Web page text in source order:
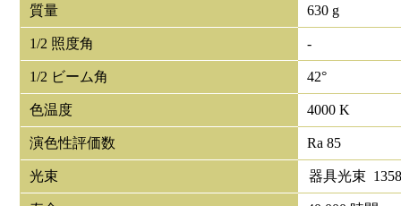
質量 630 g
1/2 照度角 -
1/2 ビーム角 42°
色温度 4000 K
演色性評価数 Ra 85
光束 器具光束